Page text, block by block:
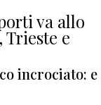
va allo
Trieste e
incrociato: e